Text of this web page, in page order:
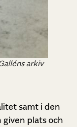
arkiv
samt i den
plats och